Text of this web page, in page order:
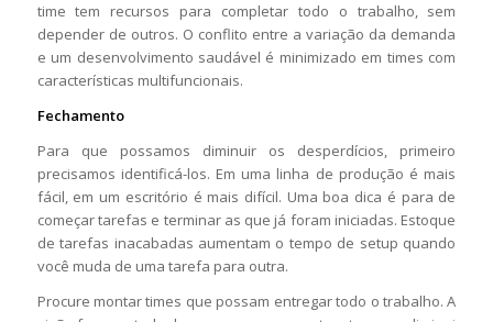
time tem recursos para completar todo o trabalho, sem
depender de outros. O conflito entre a variação da demanda
e um desenvolvimento saudável é minimizado em times com
características multifuncionais.
Fechamento
Para que possamos diminuir os desperdícios, primeiro
precisamos identificá-los. Em uma linha de produção é mais
fácil, em um escritório é mais difícil. Uma boa dica é para de
começar tarefas e terminar as que já foram iniciadas. Estoque
de tarefas inacabadas aumentam o tempo de setup quando
você muda de uma tarefa para outra.
Procure montar times que possam entregar todo o trabalho. A